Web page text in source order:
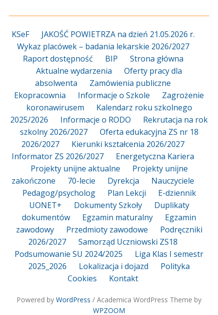
KSeF
JAKOŚĆ POWIETRZA na dzień 21.05.2026 r.
Wykaz placówek – badania lekarskie 2026/2027
Raport dostępność
BIP
Strona główna
Aktualne wydarzenia
Oferty pracy dla
absolwenta
Zamówienia publiczne
Ekopracownia
Informacje o Szkole
Zagrożenie
koronawirusem
Kalendarz roku szkolnego
2025/2026
Informacje o RODO
Rekrutacja na rok
szkolny 2026/2027
Oferta edukacyjna ZS nr 18
2026/2027
Kierunki kształcenia 2026/2027
Informator ZS 2026/2027
Energetyczna Kariera
Projekty unijne aktualne
Projekty unijne
zakończone
70-lecie Dyrekcja
Nauczyciele
Pedagog/psycholog
Plan Lekcji
E-dziennik
UONET+
Dokumenty Szkoły
Duplikaty
dokumentów
Egzamin maturalny
Egzamin
zawodowy
Przedmioty zawodowe
Podręczniki
2026/2027
Samorząd Uczniowski ZS18
Podsumowanie SU 2024/2025
Liga Klas I semestr
2025_2026
Lokalizacja i dojazd
Polityka
Cookies
Kontakt
Powered by WordPress / Academica WordPress Theme by
WPZOOM